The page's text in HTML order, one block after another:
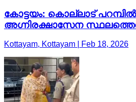
കോട്ടയം: കൊല്ലാട് പറമ്പിൽ
അഗ്നിരക്ഷാസേന
Kottayam, Kottayam | Feb 18, 2026